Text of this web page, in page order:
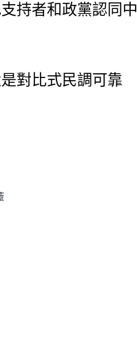
持者和政黨認同中
對比式民調可靠